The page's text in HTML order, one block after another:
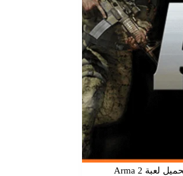
تحميل مباشر الآن اسم اللعبة تحميل لعبة Arma 2